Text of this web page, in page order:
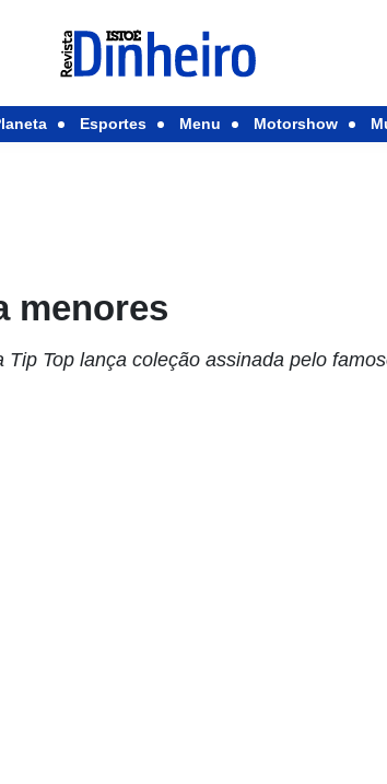
Esportes Menu Motorshow
menores
Top lança coleção assinada pelo